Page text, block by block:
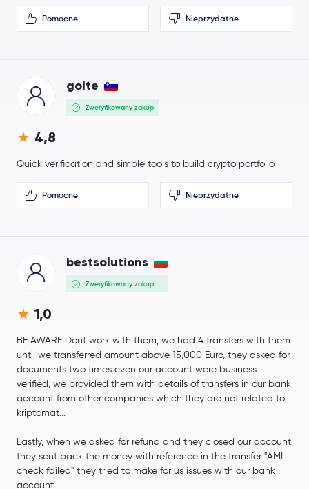
Pomocne Nieprzydatne
golte
Zweryfikowany zakup
4,8
Quick verification and simple tools to build crypto portfolio.
Pomocne Nieprzydatne
bestsolutions
Zweryfikowany zakup
1,0
BE AWARE Dont work with them, we had 4 transfers with them
until we transferred amount above 15,000 Euro, they asked for
documents two times even our account were business
verified, we provided them with details of transfers in our bank
account from other companies which they are not related to
kriptomat...
Lastly, when we asked for refund and they closed our account
they sent back the money with reference in the transfer "AML
check failed" they tried to make for us issues with our bank
account.